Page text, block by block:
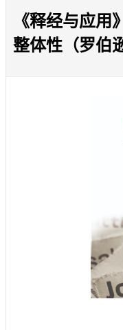
《释经与应用
整体性（罗伯